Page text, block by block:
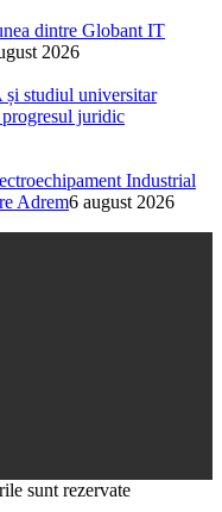
dintre Globant IT
2026
studiul universitar
juridic
Industrial
Adrem6 august 2026
sunt rezervate